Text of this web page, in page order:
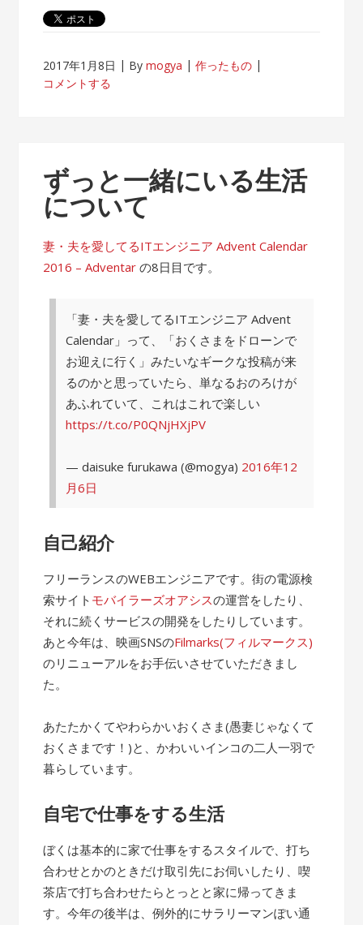
2017年1月8日 Bymogya
作ったもの
コメントする
ずっと一緒にいる生活
について
妻・夫を愛してるITエンジニア Advent Calendar
2016 – Adventar の8日目です。
「妻・夫を愛してるITエンジニア Advent
Calendar」って、「おくさまをドローンで
お迎えに行く」みたいなギークな投稿が来
るのかと思っていたら、単なるおのろけが
あふれていて、これはこれで楽しい
https://t.co/P0QNjHXjPV
— daisuke furukawa (@mogya) 2016年12
月6日
自己紹介
フリーランスのWEBエンジニアです。街の電源検
索サイト モバイラーズオアシスの運営をしたり、
それに続くサービスの開発をしたりしています。
あと今年は、映画SNSのFilmarks(フィルマークス)
のリニューアルをお手伝いさせていただきまし
た。
あたたかくてやわらかいおくさま(愚妻じゃなくて
おくさまです！)と、かわいいインコの二人一羽で
暮らしています。
自宅で仕事をする生活
ぼくは基本的に家で仕事をするスタイルで、打ち
合わせとかのときだけ取引先にお伺いしたり、喫
茶店で打ち合わせたらとっとと家に帰ってきま
す。今年の後半は、例外的にサラリーマンぽい通